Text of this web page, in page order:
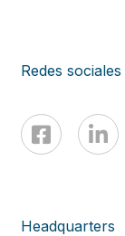
Redes sociales
Headquarters